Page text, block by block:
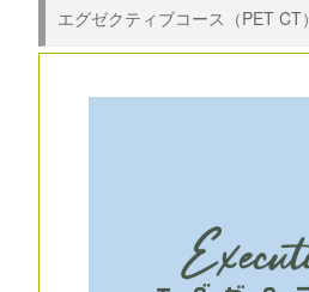
エグゼクティブコース（PET CT）